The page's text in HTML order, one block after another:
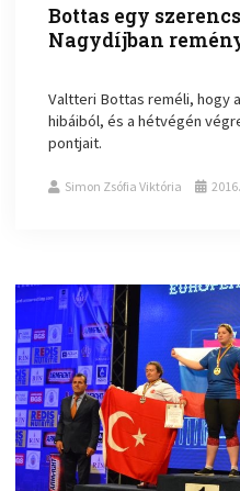
Bottas egy
Nagydíjban
Valtteri Bottas reméli, hogy
hibáiból, és a hétvégén
pontjait.
Simon Zsófia Viktória